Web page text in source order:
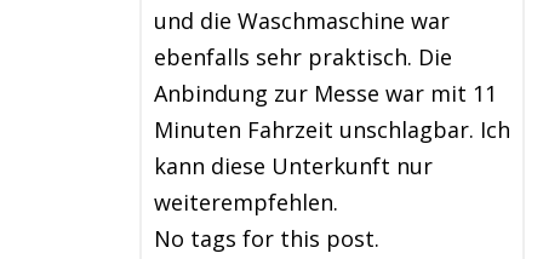
und die Waschmaschine war
ebenfalls sehr praktisch. Die
Anbindung zur Messe war mit 11
Minuten Fahrzeit unschlagbar. Ich
kann diese Unterkunft nur
weiterempfehlen.
No tags for this post.